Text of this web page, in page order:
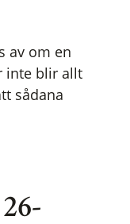
av om en
inte blir allt
sådana